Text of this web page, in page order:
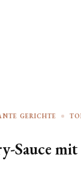
GERICHTE
Sauce mit